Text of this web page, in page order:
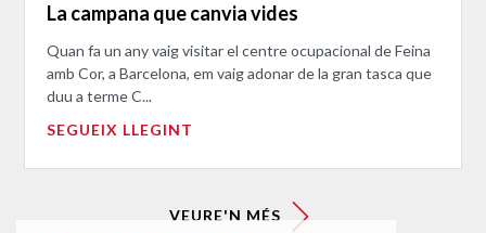
La campana que canvia vides
Quan fa un any vaig visitar el centre ocupacional de Feina
amb Cor, a Barcelona, em vaig adonar de la gran tasca que
duu a terme C...
SEGUEIX LLEGINT
VEURE'N MÉS